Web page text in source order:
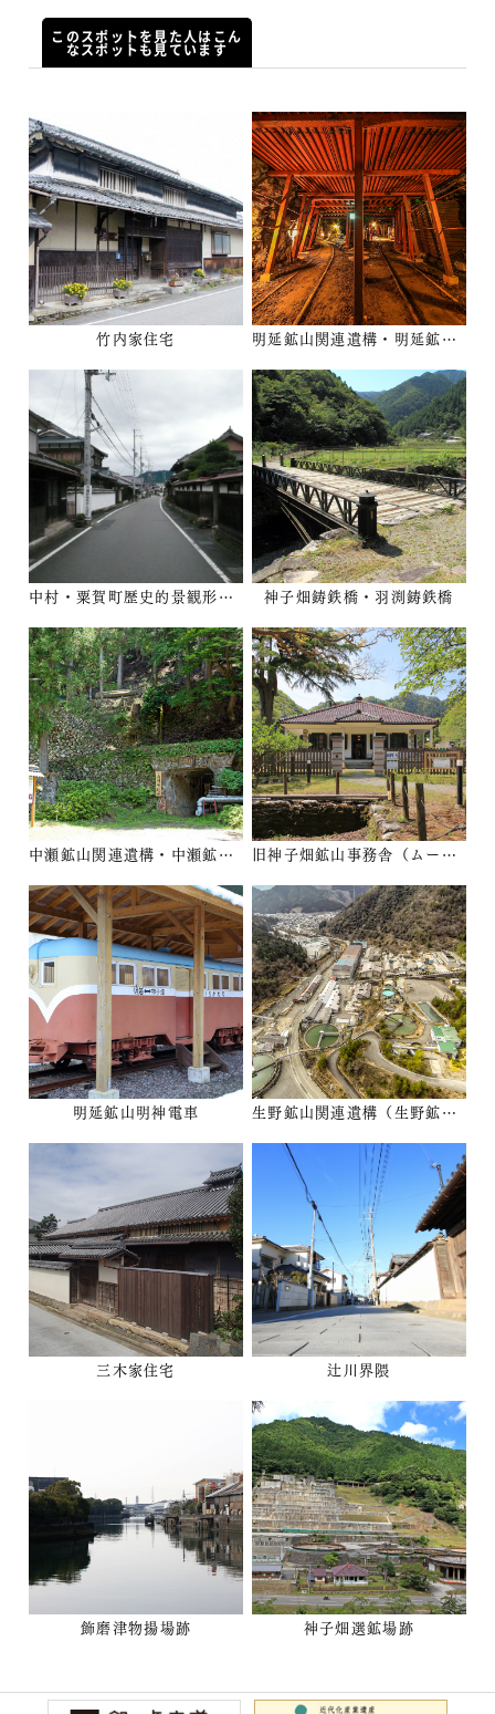
このスポットを見た人はこん
なスポットも見ています
竹内家住宅 明延鉱山関連遺構・明延鉱山町
中村・粟賀町歴史的景観形成地区 神子畑鋳鉄橋・羽渕鋳鉄橋
中瀬鉱山関連遺構・中瀬鉱山町 旧神子畑鉱山事務舎（ムーセ旧居）
明延鉱山明神電車 生野鉱山関連遺構（生野鉱山及び鉱山町の文化的景観）
三木家住宅 辻川界隈
飾磨津物揚場跡 神子畑選鉱場跡